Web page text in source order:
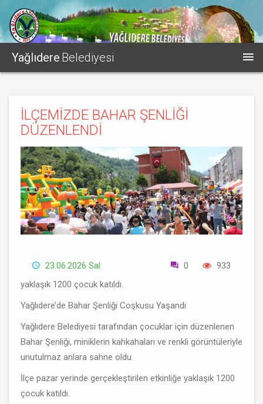
Yağlıdere Belediyesi
İLÇEMİZDE BAHAR ŞENLİĞİ
DÜZENLENDİ
23.06.2026 Sal 0
933
yaklaşık 1200 çocuk katıldı.
Yağlıdere’de Bahar Şenliği Coşkusu Yaşandı
Yağlıdere Belediyesi tarafından çocuklar için düzenlenen
Bahar Şenliği, miniklerin kahkahaları ve renkli görüntüleriyle
unutulmaz anlara sahne oldu.
İlçe pazar yerinde gerçekleştirilen etkinliğe yaklaşık 1200
çocuk katıldı.